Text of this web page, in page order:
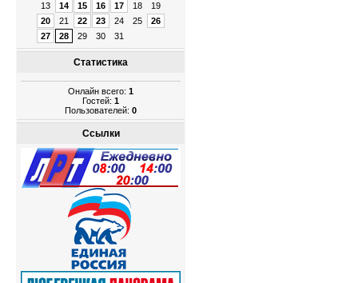
13
14 15 16 17 18
19
20
21 22 23 24 25
26
27
28 29 30 31
Статистика
Онлайн всего: 1
Гостей: 1
Пользователей: 0
Ссылки